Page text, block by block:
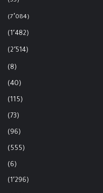
(7٬084)
(1٬482)
(2٬514)
(8)
(40)
(115)
(73)
(96)
(555)
(6)
(1٬296)